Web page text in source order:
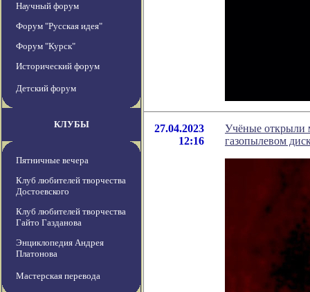
Научный форум
Форум "Русская идея"
Форум "Курск"
Исторический форум
Детский форум
КЛУБЫ
Пятничные вечера
Клуб любителей творчества
Достоевского
Клуб любителей творчества
Гайто Газданова
Энциклопедия Андрея
Платонова
Мастерская перевода
27.04.2023
12:16
Учёные открыли
газопылевом